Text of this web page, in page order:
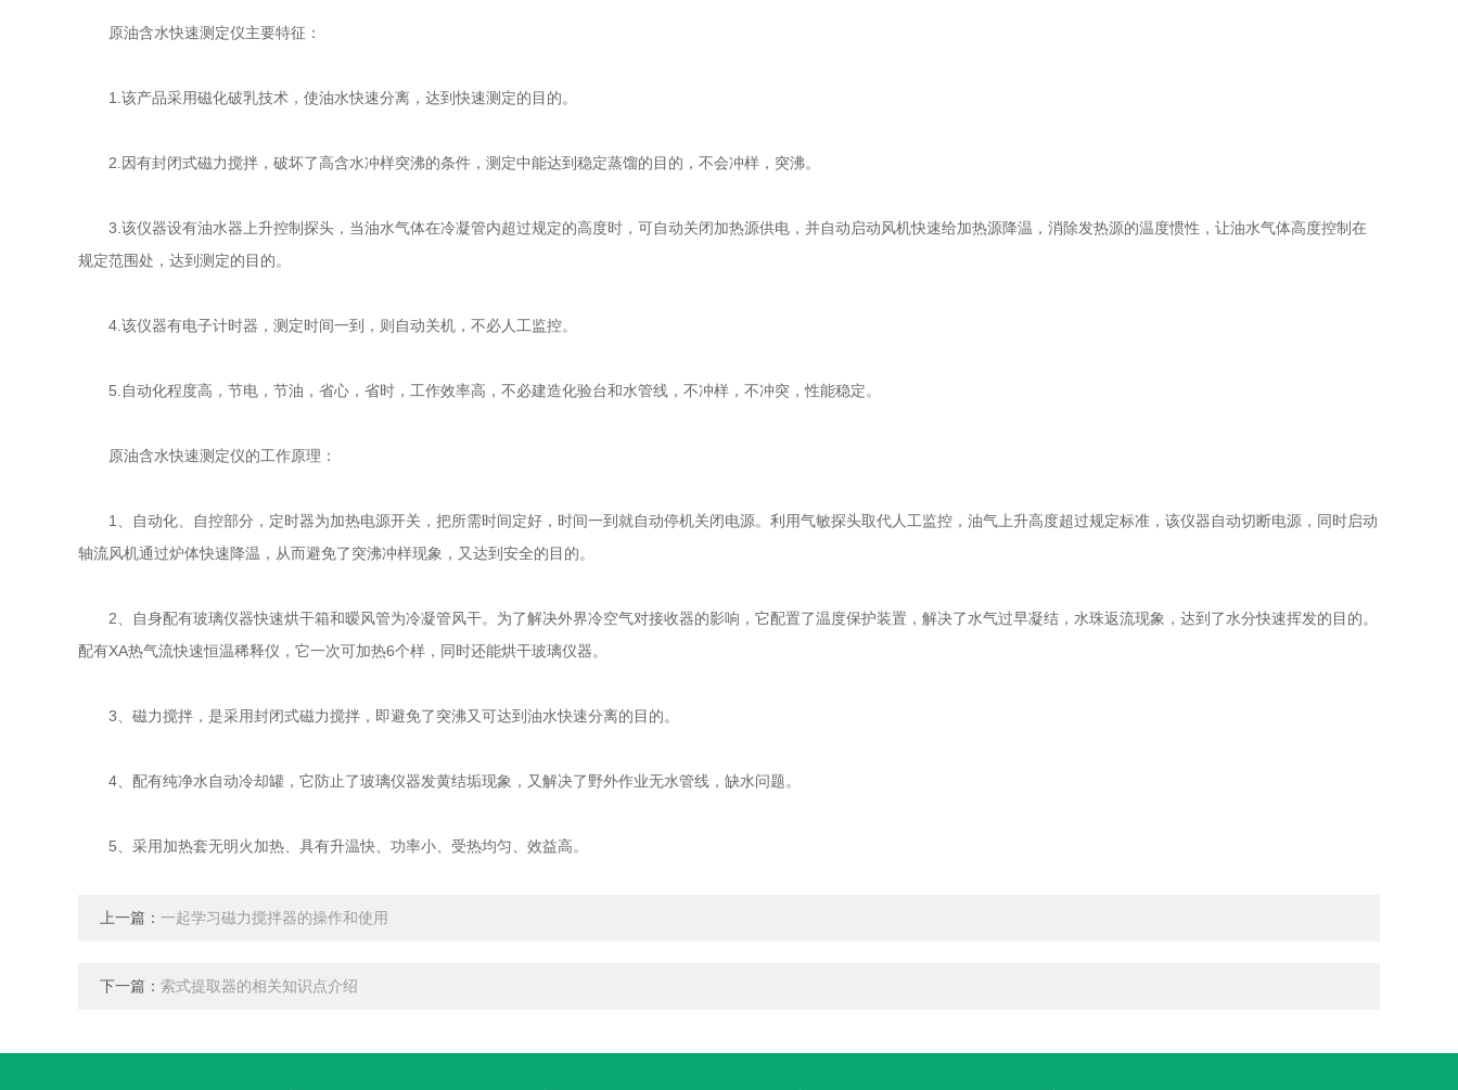
原油含水快速测定仪主要特征：
1.该产品采用磁化破乳技术，使油水快速分离，达到快速测定的目的。
2.因有封闭式磁力搅拌，破坏了高含水冲样突沸的条件，测定中能达到稳定蒸馏的目的，不会冲样，突沸。
3.该仪器设有油水器上升控制探头，当油水气体在冷凝管内超过规定的高度时，可自动关闭加热源供电，并自动启动风机快速给加热源降温，消除发热源的温度惯性，让油水气体高度控制在
规定范围处，达到测定的目的。
4.该仪器有电子计时器，测定时间一到，则自动关机，不必人工监控。
5.自动化程度高，节电，节油，省心，省时，工作效率高，不必建造化验台和水管线，不冲样，不冲突，性能稳定。
原油含水快速测定仪的工作原理：
1、自动化、自控部分，定时器为加热电源开关，把所需时间定好，时间一到就自动停机关闭电源。利用气敏探头取代人工监控，油气上升高度超过规定标准，该仪器自动切断电源，同时启动
轴流风机通过炉体快速降温，从而避免了突沸冲样现象，又达到安全的目的。
2、自身配有玻璃仪器快速烘干箱和暧风管为冷凝管风干。为了解决外界冷空气对接收器的影响，它配置了温度保护装置，解决了水气过早凝结，水珠返流现象，达到了水分快速挥发的目的。
配有XA热气流快速恒温稀释仪，它一次可加热6个样，同时还能烘干玻璃仪器。
3、磁力搅拌，是采用封闭式磁力搅拌，即避免了突沸又可达到油水快速分离的目的。
4、配有纯净水自动冷却罐，它防止了玻璃仪器发黄结垢现象，又解决了野外作业无水管线，缺水问题。
5、采用加热套无明火加热、具有升温快、功率小、受热均匀、效益高。
上一篇： 一起学习磁力搅拌器的操作和使用
下一篇： 索式提取器的相关知识点介绍